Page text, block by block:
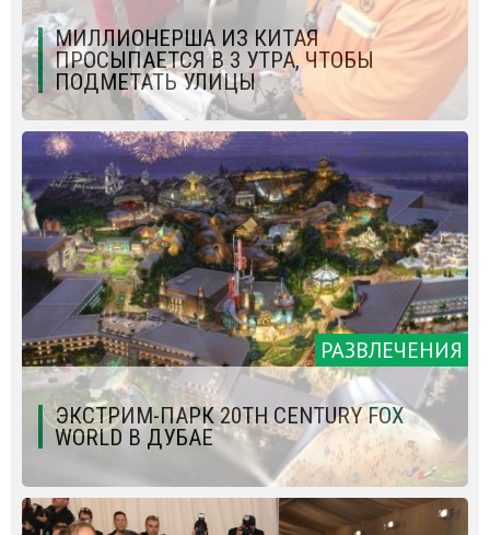
МИЛЛИОНЕРША ИЗ КИТАЯ
ПРОСЫПАЕТСЯ В 3 УТРА, ЧТОБЫ
ПОДМЕТАТЬ УЛИЦЫ
РАЗВЛЕЧЕНИЯ
ЭКСТРИМ-ПАРК 20TH CENTURY FOX
WORLD В ДУБАЕ